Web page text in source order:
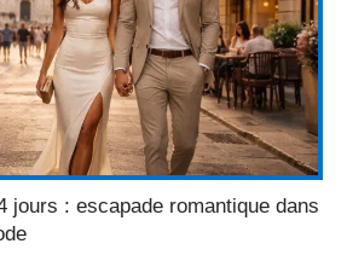
jours : escapade romantique dans